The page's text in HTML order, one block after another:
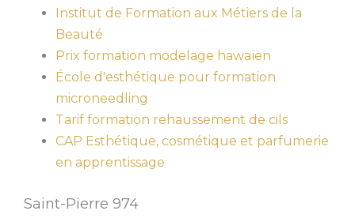
Institut de Formation aux Métiers de la
Beauté
Prix formation modelage hawaïen
École d'esthétique pour formation
microneedling
Tarif formation rehaussement de cils
CAP Esthétique, cosmétique et parfumerie
en apprentissage
Saint-Pierre 974